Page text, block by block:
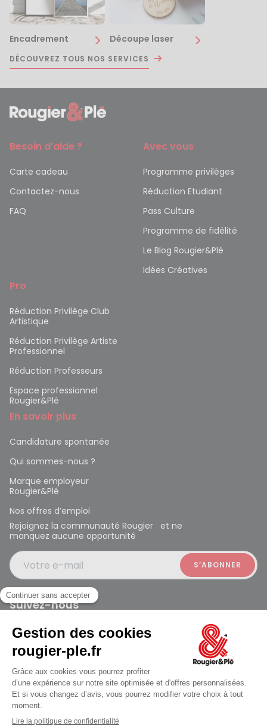
Encadrement Découpe laser
DÉCOUVREZ TOUS NOS SERVICES
Besoin d’aide ?
Carte cadeau
Contactez-nous
FAQ
Avec vous
Programme privilèges
Réduction Etudiant
Pass Culture
Programme de fidélité
Le Blog Rougier&Plé
Idées Créatives
Pro
Réduction Privilège Club
Artistique
Réduction Privilège Artiste
Professionnel
Réduction Professeurs
Espace professionnel
Rougier&Plé
En savoir plus
Candidature spontanée
Qui sommes-nous ?
Marque employeur
Rougier&Plé
Nos offres d’emploi
Rejoignez la communauté Rougier et ne
manquez aucune opportunité
Votre e-mail
Suivez-nous
Rougier et Plé 2024 Copyright